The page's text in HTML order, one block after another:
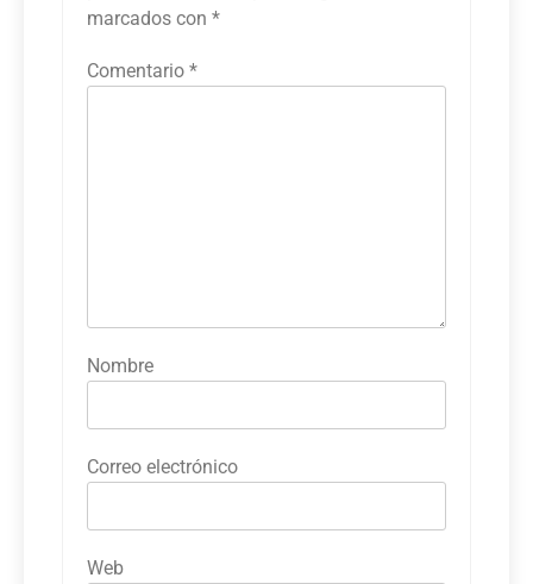
marcados con *
Comentario *
Nombre
Correo electrónico
Web